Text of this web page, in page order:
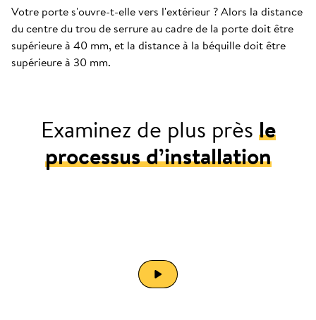
Votre porte s'ouvre-t-elle vers l'extérieur ? Alors la distance
du centre du trou de serrure au cadre de la porte doit être
supérieure à 40 mm, et la distance à la béquille doit être
supérieure à 30 mm.
Examinez de plus prèsle
processus d’installation